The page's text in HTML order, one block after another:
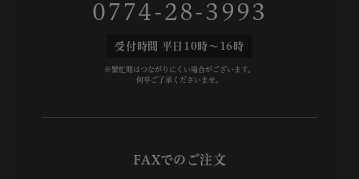
0774-28-3993
受付時間 平日10時～16時
※繁忙期はつながりにくい場合がございます。
何卒ご了承くださいませ。
FAXでのご注文